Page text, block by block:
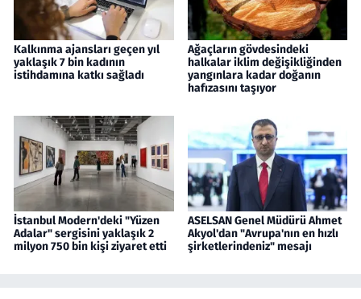
Kalkınma ajansları geçen yıl
yaklaşık 7 bin kadının
istihdamına katkı sağladı
Ağaçların gövdesindeki
halkalar iklim değişikliğinden
yangınlara kadar doğanın
hafızasını taşıyor
İstanbul Modern'deki "Yüzen
Adalar" sergisini yaklaşık 2
milyon 750 bin kişi ziyaret etti
ASELSAN Genel Müdürü Ahmet
Akyol'dan "Avrupa'nın en hızlı
şirketlerindeniz" mesajı